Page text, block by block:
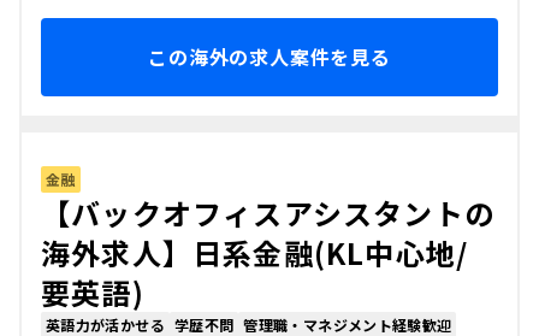
この海外の求人案件を見る
金融
【バックオフィスアシスタントの
海外求人】日系金融(KL中心地/
要英語)
英語力が活かせる 学歴不問 管理職・マネジメント経験歓迎